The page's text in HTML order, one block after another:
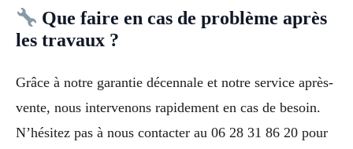
Que faire en cas de problème après
les travaux ?
Grâce à notre garantie décennale et notre service après-
vente, nous intervenons rapidement en cas de besoin.
N’hésitez pas à nous contacter au 06 28 31 86 20 pour